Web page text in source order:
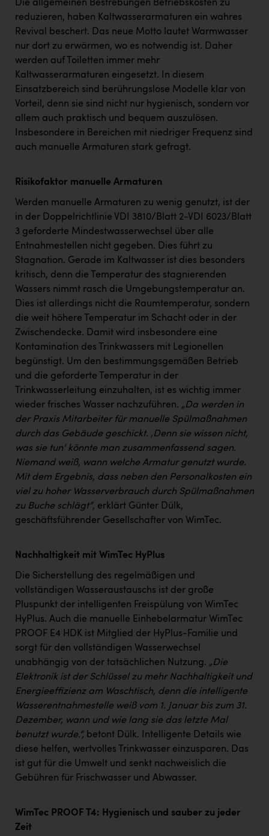
Die allgemeinen Bestrebungen Betriebskosten zu
reduzieren, haben Kaltwasserarmaturen ein wahres
Revival beschert. Das neue Motto lautet Warmwasser
nur dort zu erwärmen, wo es notwendig ist. Daher
werden auf Toiletten immer mehr
Kaltwasserarmaturen eingesetzt. In diesem
Einsatzbereich sind berührungslose Modelle klar von
Vorteil, denn sie sind nicht nur hygienisch, sondern vor
allem auch praktisch und bequem auszulösen.
Insbesondere in Bereichen mit niedriger Frequenz sind
auch manuelle Armaturen stark gefragt.
Risikofaktor manuelle Armaturen
Werden manuelle Armaturen zu wenig genutzt, ist der
in der Doppelrichtlinie VDI 3810/Blatt 2-VDI 6023/Blatt
3 geforderte Mindestwasserwechsel über alle
Entnahmestellen nicht gegeben. Dies führt zu
Stagnation. Gerade im Kaltwasser ist dies besonders
kritisch, denn die Temperatur des stagnierenden
Wassers nimmt rasch die Umgebungstemperatur an.
Dies ist allerdings nicht die Raumtemperatur, sondern
die weit höhere Temperatur im Schacht oder in der
Zwischendecke. Damit wird insbesondere eine
Kontamination des Trinkwassers mit Legionellen
begünstigt. Um den bestimmungsgemäßen Betrieb
und die geforderte Temperatur in der
Trinkwasserleitung einzuhalten, ist es wichtig immer
wieder frisches Wasser nachzuführen. „Da werden in
der Praxis Mitarbeiter für manuelle Spülmaßnahmen
durch das Gebäude geschickt. ‚Denn sie wissen nicht,
was sie tun‘ könnte man zusammenfassend sagen.
Niemand weiß, wann welche Armatur genutzt wurde.
Mit dem Ergebnis, dass neben den Personalkosten ein
viel zu hoher Wasserverbrauch durch Spülmaßnahmen
zu Buche schlägt“, erklärt Günter Dülk,
geschäftsführender Gesellschafter von WimTec.
Nachhaltigkeit mit WimTec HyPlus
Die Sicherstellung des regelmäßigen und
vollständigen Wasseraustauschs ist der große
Pluspunkt der intelligenten Freispülung von WimTec
HyPlus. Auch die manuelle Einhebelarmatur WimTec
PROOF E4 HDK ist Mitglied der HyPlus-Familie und
sorgt für den vollständigen Wasserwechsel
unabhängig von der tatsächlichen Nutzung. „Die
Elektronik ist der Schlüssel zu mehr Nachhaltigkeit und
Energieeffizienz am Waschtisch, denn die intelligente
Wasserentnahmestelle weiß vom 1. Januar bis zum 31.
Dezember, wann und wie lang sie das letzte Mal
benutzt wurde.“, betont Dülk. Intelligente Details wie
diese helfen, wertvolles Trinkwasser einzusparen. Das
ist gut für die Umwelt und senkt nachweislich die
Gebühren für Frischwasser und Abwasser.
WimTec PROOF T4: Hygienisch und sauber zu jeder
Zeit